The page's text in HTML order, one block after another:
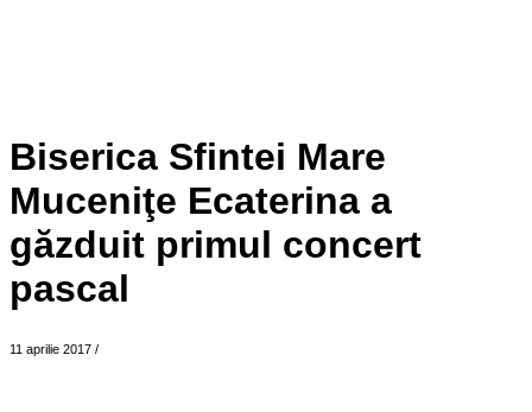
Biserica Sfintei Mare
Muceniţe Ecaterina a
găzduit primul concert
pascal
11 aprilie 2017 /